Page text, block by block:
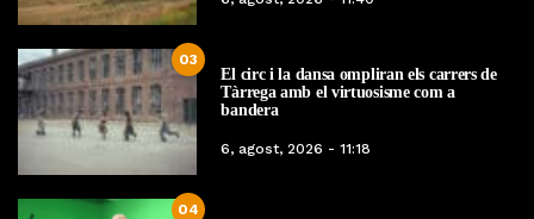
03
El circ i la dansa ompliran els carrers de
Tàrrega amb el virtuosisme com a
bandera
6, agost, 2026 - 11:18
04